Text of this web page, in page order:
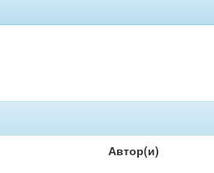
Автор(и)